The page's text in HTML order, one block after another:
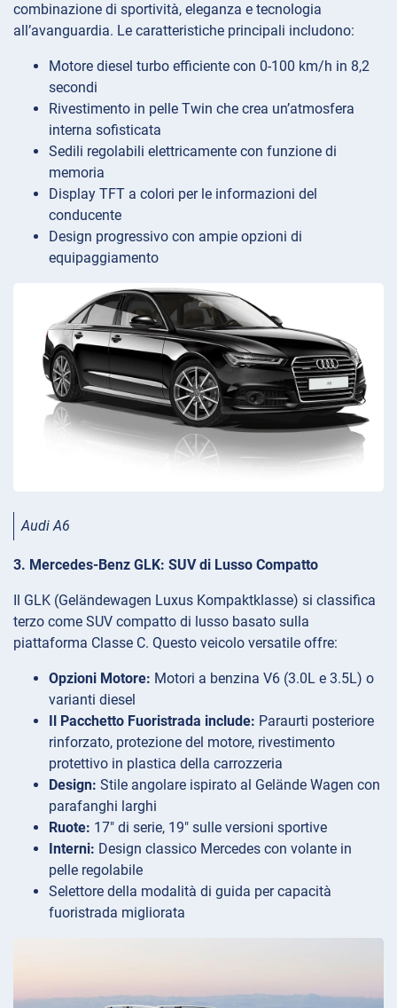
combinazione di sportività, eleganza e tecnologia
all’avanguardia. Le caratteristiche principali includono:
Motore diesel turbo efficiente con 0-100 km/h in 8,2
secondi
Rivestimento in pelle Twin che crea un’atmosfera
interna sofisticata
Sedili regolabili elettricamente con funzione di
memoria
Display TFT a colori per le informazioni del
conducente
Design progressivo con ampie opzioni di
equipaggiamento
Audi A6
3. Mercedes-Benz GLK: SUV di Lusso Compatto
Il GLK (Geländewagen Luxus Kompaktklasse) si classifica
terzo come SUV compatto di lusso basato sulla
piattaforma Classe C. Questo veicolo versatile offre:
Opzioni Motore: Motori a benzina V6 (3.0L e 3.5L) o
varianti diesel
Il Pacchetto Fuoristrada include: Paraurti posteriore
rinforzato, protezione del motore, rivestimento
protettivo in plastica della carrozzeria
Design: Stile angolare ispirato al Gelände Wagen con
parafanghi larghi
Ruote: 17″ di serie, 19″ sulle versioni sportive
Interni: Design classico Mercedes con volante in
pelle regolabile
Selettore della modalità di guida per capacità
fuoristrada migliorata